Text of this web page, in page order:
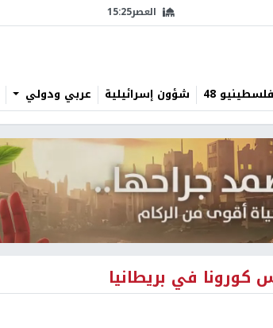
العصر15:25
فلسطينيو 48 شؤون إسرائيلية عربي ودولي